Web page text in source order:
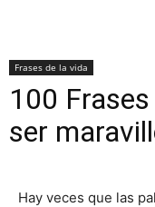
Frases de la vida
100
ser
Hay veces que las